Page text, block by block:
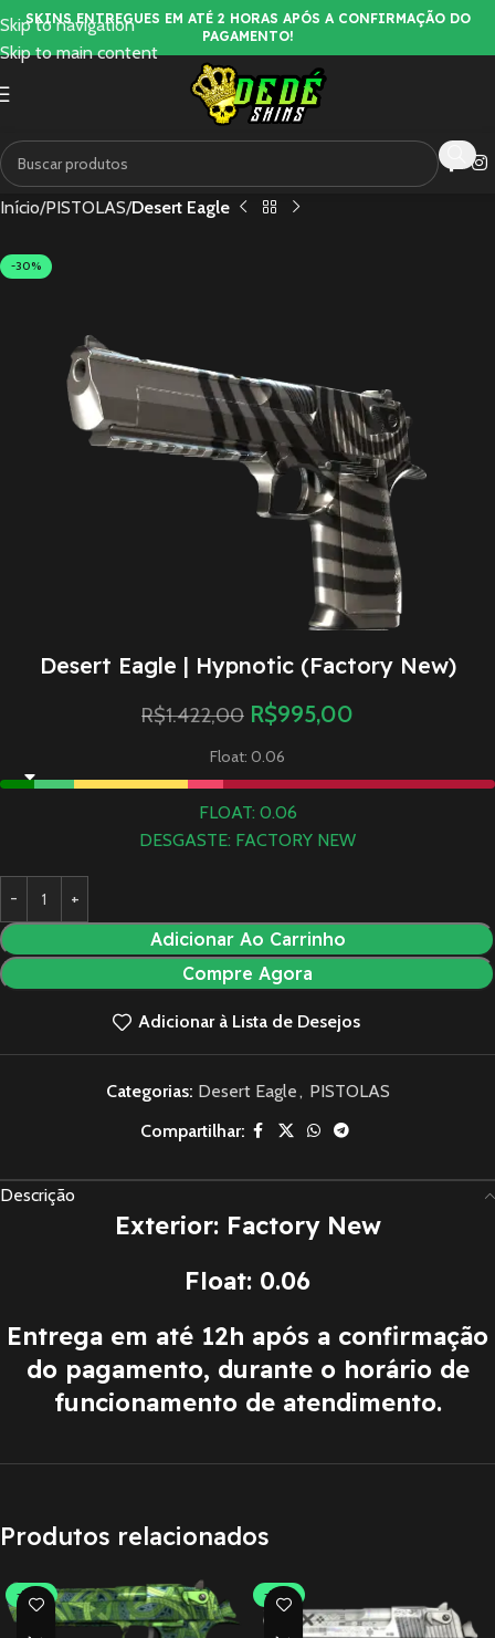
Skip to navigation
Skip to main content
SKINS ENTREGUES EM ATÉ 2 HORAS APÓS A CONFIRMAÇÃO DO
PAGAMENTO!
Início PISTOLAS Desert Eagle
-30%
Desert Eagle | Hypnotic (Factory New)
R$1.422,00 R$995,00
Float: 0.06
FLOAT: 0.06
DESGASTE: FACTORY NEW
Adicionar Ao Carrinho
Compre Agora
Adicionar à Lista de Desejos
Categorias: Desert Eagle, PISTOLAS
Compartilhar:
Descrição
Exterior: Factory New
Float: 0.06
Entrega em até 12h após a confirmação
do pagamento, durante o horário de
funcionamento de atendimento.
Produtos relacionados
-30% -30%